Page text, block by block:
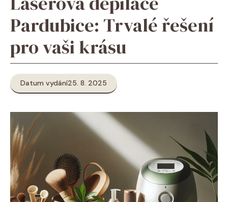
Pardubice: Trvalé řešení
pro vaši krásu
Datum vydání25. 8. 2025